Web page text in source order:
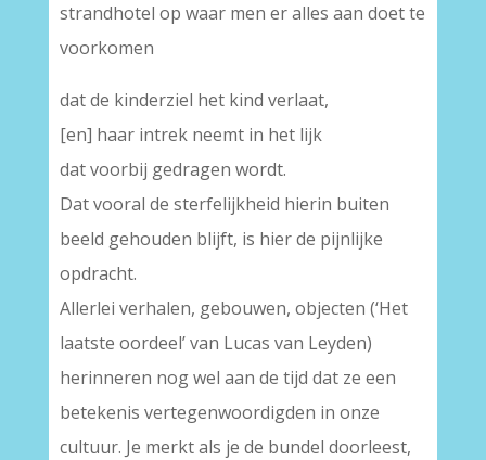
strandhotel op waar men er alles aan doet te
voorkomen
dat de kinderziel het kind verlaat,
[en] haar intrek neemt in het lijk
dat voorbij gedragen wordt.
Dat vooral de sterfelijkheid hierin buiten
beeld gehouden blijft, is hier de pijnlijke
opdracht.
Allerlei verhalen, gebouwen, objecten (‘Het
laatste oordeel’ van Lucas van Leyden)
herinneren nog wel aan de tijd dat ze een
betekenis vertegenwoordigden in onze
cultuur. Je merkt als je de bundel doorleest,